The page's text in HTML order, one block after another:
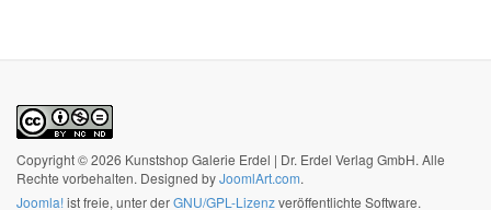
Copyright © 2026 Kunstshop Galerie Erdel | Dr. Erdel Verlag GmbH. Alle
Rechte vorbehalten. Designed byJoomlArt.com.
Joomla!ist freie, unter derGNU/GPL-Lizenzveröffentlichte Software.